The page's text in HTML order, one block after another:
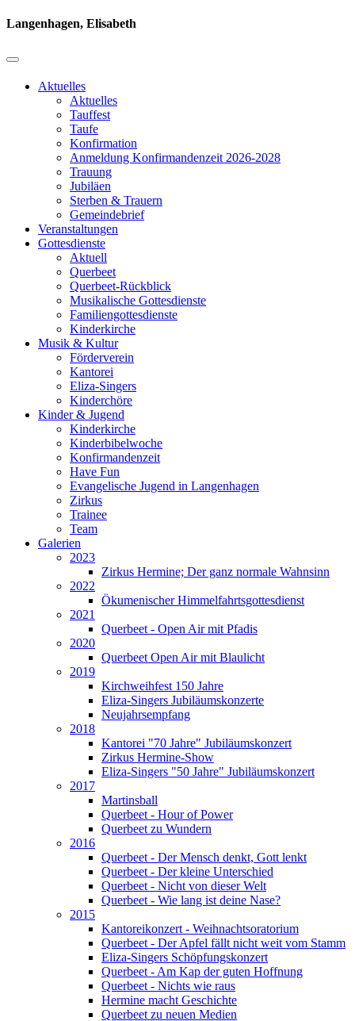
Langenhagen, Elisabeth
Aktuelles
Aktuelles
Tauffest
Taufe
Konfirmation
Anmeldung Konfirmandenzeit 2026-2028
Trauung
Jubiläen
Sterben & Trauern
Gemeindebrief
Veranstaltungen
Gottesdienste
Aktuell
Querbeet
Querbeet-Rückblick
Musikalische Gottesdienste
Familiengottesdienste
Kinderkirche
Musik & Kultur
Förderverein
Kantorei
Eliza-Singers
Kinderchöre
Kinder & Jugend
Kinderkirche
Kinderbibelwoche
Konfirmandenzeit
Have Fun
Evangelische Jugend in Langenhagen
Zirkus
Trainee
Team
Galerien
2023
Zirkus Hermine; Der ganz normale Wahnsinn
2022
Ökumenischer Himmelfahrtsgottesdienst
2021
Querbeet - Open Air mit Pfadis
2020
Querbeet Open Air mit Blaulicht
2019
Kirchweihfest 150 Jahre
Eliza-Singers Jubiläumskonzerte
Neujahrsempfang
2018
Kantorei "70 Jahre" Jubiläumskonzert
Zirkus Hermine-Show
Eliza-Singers "50 Jahre" Jubiläumskonzert
2017
Martinsball
Querbeet - Hour of Power
Querbeet zu Wundern
2016
Querbeet - Der Mensch denkt, Gott lenkt
Querbeet - Der kleine Unterschied
Querbeet - Nicht von dieser Welt
Querbeet - Wie lang ist deine Nase?
2015
Kantoreikonzert - Weihnachtsoratorium
Querbeet - Der Apfel fällt nicht weit vom Stamm
Eliza-Singers Schöpfungskonzert
Querbeet - Am Kap der guten Hoffnung
Querbeet - Nichts wie raus
Hermine macht Geschichte
Querbeet zu neuen Medien